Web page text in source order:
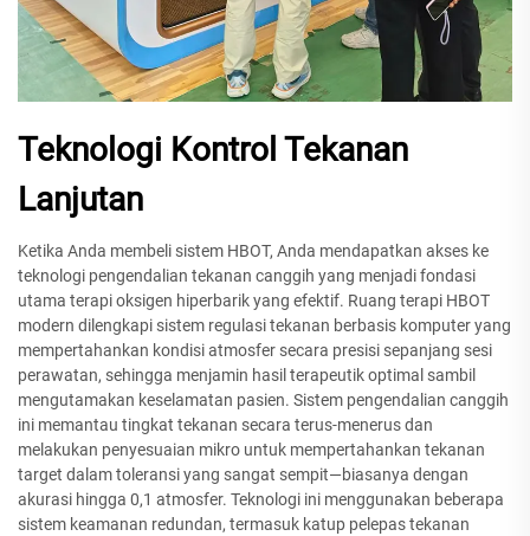
Teknologi Kontrol Tekanan
Lanjutan
Ketika Anda membeli sistem HBOT, Anda mendapatkan akses ke
teknologi pengendalian tekanan canggih yang menjadi fondasi
utama terapi oksigen hiperbarik yang efektif. Ruang terapi HBOT
modern dilengkapi sistem regulasi tekanan berbasis komputer yang
mempertahankan kondisi atmosfer secara presisi sepanjang sesi
perawatan, sehingga menjamin hasil terapeutik optimal sambil
mengutamakan keselamatan pasien. Sistem pengendalian canggih
ini memantau tingkat tekanan secara terus-menerus dan
melakukan penyesuaian mikro untuk mempertahankan tekanan
target dalam toleransi yang sangat sempit—biasanya dengan
akurasi hingga 0,1 atmosfer. Teknologi ini menggunakan beberapa
sistem keamanan redundan, termasuk katup pelepas tekanan